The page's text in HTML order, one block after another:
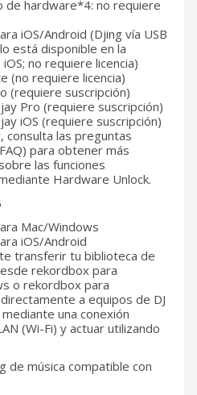
de hardware*4: no requiere
iOS/Android (Djing vía USB
está disponible en la
no requiere licencia)
(no requiere licencia)
(requiere suscripción)
Pro (requiere suscripción)
iOS (requiere suscripción)
consulta las preguntas
para obtener más
las funciones
Hardware Unlock.
Mac/Windows
iOS/Android
transferir tu biblioteca de
rekordbox para
o rekordbox para
a equipos de DJ
una conexión
(Wi-Fi) y actuar utilizando
de música compatible con